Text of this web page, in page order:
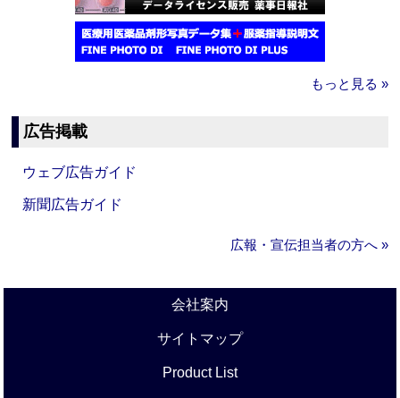
もっと見る »
広告掲載
ウェブ広告ガイド
新聞広告ガイド
広報・宣伝担当者の方へ »
会社案内
サイトマップ
Product List